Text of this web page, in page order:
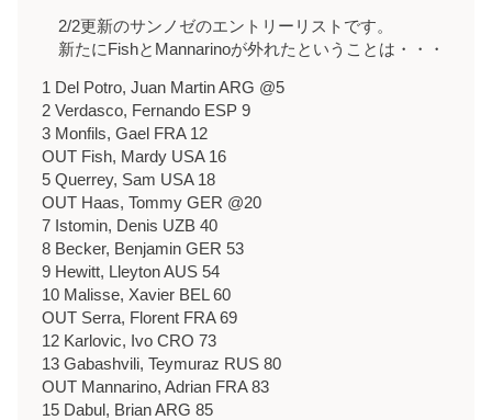
2/2更新のサンノゼのエントリーリストです。
新たにFishとMannarinoが外れたということは・・・
1 Del Potro, Juan Martin ARG @5
2 Verdasco, Fernando ESP 9
3 Monfils, Gael FRA 12
OUT Fish, Mardy USA 16
5 Querrey, Sam USA 18
OUT Haas, Tommy GER @20
7 Istomin, Denis UZB 40
8 Becker, Benjamin GER 53
9 Hewitt, Lleyton AUS 54
10 Malisse, Xavier BEL 60
OUT Serra, Florent FRA 69
12 Karlovic, Ivo CRO 73
13 Gabashvili, Teymuraz RUS 80
OUT Mannarino, Adrian FRA 83
15 Dabul, Brian ARG 85